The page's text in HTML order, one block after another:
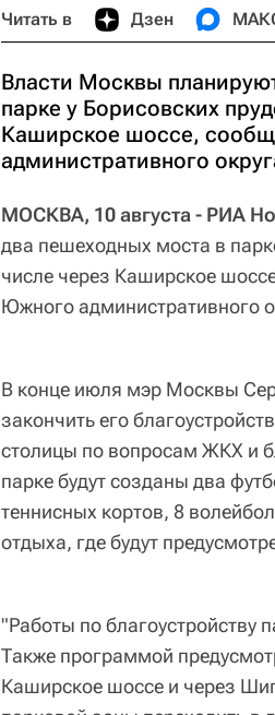
Читать в Дзен
Власти Москвы
парке у Борисовских
Каширское шоссе,
административного
МОСКВА, 10 августа - РИА
два пешеходных моста в
числе через Каширское
Южного административного
В конце июля мэр Москвы
закончить его
столицы по вопросам ЖКХ и
парке будут созданы два
теннисных кортов, 8
отдыха, где будут
"Работы по благоустройству
Также программой
Каширское шоссе и через